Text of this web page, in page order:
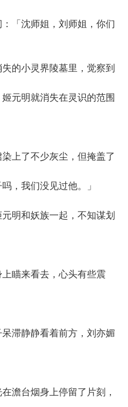
「沈师姐，刘师姐，你们
的小灵界陵墓里，觉察到
元明就消失在灵识的范围
上了不少灰尘，但掩盖了
，我们没见过他。」
明和妖族一起，不知谋划
瞄来看去，心头有些震
滞静静看着前方，刘亦媚
台烟身上停留了片刻，